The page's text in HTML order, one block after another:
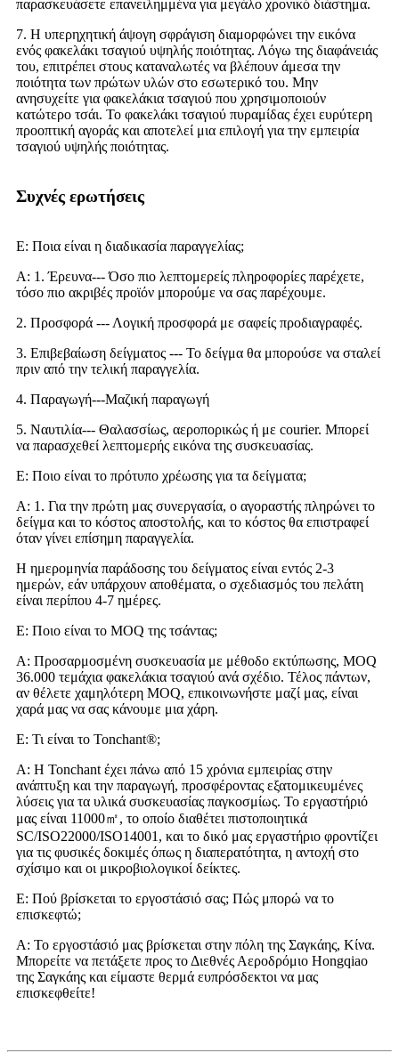
παρασκευάσετε επανειλημμένα για μεγάλο χρονικό διάστημα.
7. Η υπερηχητική άψογη σφράγιση διαμορφώνει την εικόνα
ενός φακελάκι τσαγιού υψηλής ποιότητας. Λόγω της διαφάνειάς
του, επιτρέπει στους καταναλωτές να βλέπουν άμεσα την
ποιότητα των πρώτων υλών στο εσωτερικό του. Μην
ανησυχείτε για φακελάκια τσαγιού που χρησιμοποιούν
κατώτερο τσάι. Το φακελάκι τσαγιού πυραμίδας έχει ευρύτερη
προοπτική αγοράς και αποτελεί μια επιλογή για την εμπειρία
τσαγιού υψηλής ποιότητας.
Συχνές ερωτήσεις
Ε: Ποια είναι η διαδικασία παραγγελίας;
Α: 1. Έρευνα--- Όσο πιο λεπτομερείς πληροφορίες παρέχετε,
τόσο πιο ακριβές προϊόν μπορούμε να σας παρέχουμε.
2. Προσφορά --- Λογική προσφορά με σαφείς προδιαγραφές.
3. Επιβεβαίωση δείγματος --- Το δείγμα θα μπορούσε να σταλεί
πριν από την τελική παραγγελία.
4. Παραγωγή---Μαζική παραγωγή
5. Ναυτιλία--- Θαλασσίως, αεροπορικώς ή με courier. Μπορεί
να παρασχεθεί λεπτομερής εικόνα της συσκευασίας.
Ε: Ποιο είναι το πρότυπο χρέωσης για τα δείγματα;
Α: 1. Για την πρώτη μας συνεργασία, ο αγοραστής πληρώνει το
δείγμα και το κόστος αποστολής, και το κόστος θα επιστραφεί
όταν γίνει επίσημη παραγγελία.
Η ημερομηνία παράδοσης του δείγματος είναι εντός 2-3
ημερών, εάν υπάρχουν αποθέματα, ο σχεδιασμός του πελάτη
είναι περίπου 4-7 ημέρες.
Ε: Ποιο είναι το MOQ της τσάντας;
Α: Προσαρμοσμένη συσκευασία με μέθοδο εκτύπωσης, MOQ
36.000 τεμάχια φακελάκια τσαγιού ανά σχέδιο. Τέλος πάντων,
αν θέλετε χαμηλότερη MOQ, επικοινωνήστε μαζί μας, είναι
χαρά μας να σας κάνουμε μια χάρη.
Ε: Τι είναι το Tonchant®;
Α: Η Tonchant έχει πάνω από 15 χρόνια εμπειρίας στην
ανάπτυξη και την παραγωγή, προσφέροντας εξατομικευμένες
λύσεις για τα υλικά συσκευασίας παγκοσμίως. Το εργαστήριό
μας είναι 11000㎡, το οποίο διαθέτει πιστοποιητικά
SC/ISO22000/ISO14001, και το δικό μας εργαστήριο φροντίζει
για τις φυσικές δοκιμές όπως η διαπερατότητα, η αντοχή στο
σχίσιμο και οι μικροβιολογικοί δείκτες.
Ε: Πού βρίσκεται το εργοστάσιό σας; Πώς μπορώ να το
επισκεφτώ;
Α: Το εργοστάσιό μας βρίσκεται στην πόλη της Σαγκάης, Κίνα.
Μπορείτε να πετάξετε προς το Διεθνές Αεροδρόμιο Hongqiao
της Σαγκάης και είμαστε θερμά ευπρόσδεκτοι να μας
επισκεφθείτε!